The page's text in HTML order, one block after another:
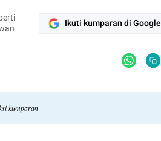
Ikuti kumparan di Google
kumparan